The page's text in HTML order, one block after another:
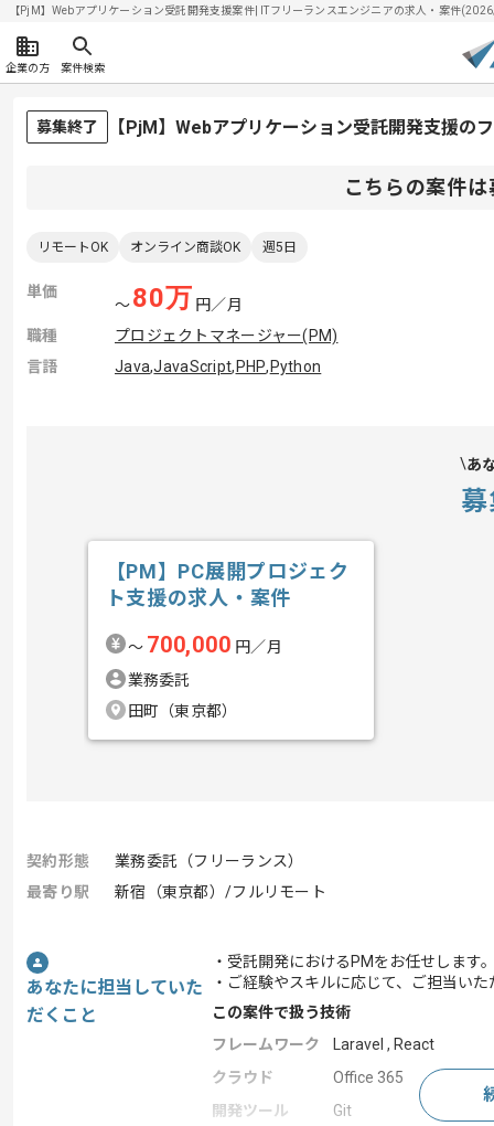
【PjM】Webアプリケーション受託開発支援案件| ITフリーランスエンジニアの求人・案件
企業の方 案件検索
募集終了 【PjM】Webアプリケーション受託開発支援の
こちらの案件
リモートOK オンライン商談OK 週5日
単価
〜80万 円／月
職種
プロジェクトマネージャー(PM)
言語
Java,JavaScript, PHP, Python
あ
【PM】PC展開プロジェク
ト支援の求人・案件
〜 700,000 円／月
業務委託
田町（東京都）
契約形態
業務委託（フリーランス）
最寄り駅
新宿（東京都）/フルリモート
あなたに担当していた
だくこと
・受託開発におけるPMをお任せします
・ご経験やスキルに応じて、ご担当い
この案件で扱う技術
フレームワーク
Laravel , React
クラウド
Office 365
開発ツール
Git